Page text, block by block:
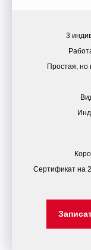
3
Простая, но
Сертификат на